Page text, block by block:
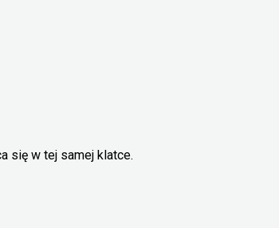
się w tej samej klatce.